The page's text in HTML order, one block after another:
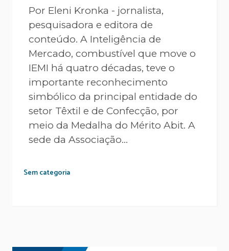
Por Eleni Kronka - jornalista,
pesquisadora e editora de
conteúdo. A Inteligência de
Mercado, combustível que move o
IEMI há quatro décadas, teve o
importante reconhecimento
simbólico da principal entidade do
setor Têxtil e de Confecção, por
meio da Medalha do Mérito Abit. A
sede da Associação...
Sem categoria